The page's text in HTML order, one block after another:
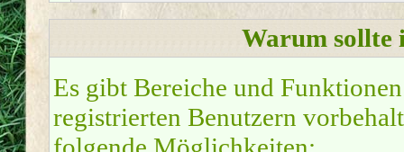
Warum sollte
Es gibt Bereiche und
registrierten Benutzern